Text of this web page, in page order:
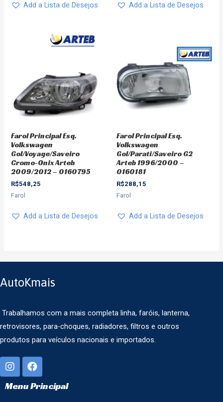
Add a Lista de Desejos Add a Lista de Desejos
Farol Principal Esq.
Volkswagen
Gol/Voyage/Saveiro
Cromo-Onix Arteb
2009/2012 – 0160795
R$548,25
Farol
Add a Lista de Desejos
Farol Principal Esq.
Volkswagen
Gol/Parati/Saveiro G2
Arteb 1996/2000 –
0160181
R$288,15
Farol
Add a Lista de Desejos
AutoKmais
Trabalhamos com a mais completa linha, faróis, lanterna,
retrovisores, para-choques, radiadores, filtros e outros
produtos para veículos nacionais e importados.
Menu Principal